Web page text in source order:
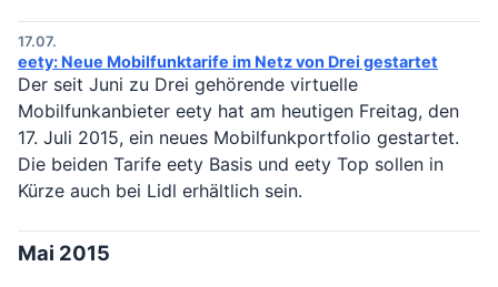
17.07.
eety: Neue Mobilfunktarife im Netz von Drei gestartet
Der seit Juni zu Drei gehörende virtuelle
Mobilfunkanbieter eety hat am heutigen Freitag, den
17. Juli 2015, ein neues Mobilfunkportfolio gestartet.
Die beiden Tarife eety Basis und eety Top sollen in
Kürze auch bei Lidl erhältlich sein.
Mai 2015